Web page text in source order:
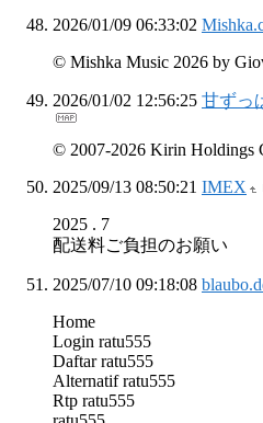
2026/01/09 06:33:02
© Mishka Music 2026 by
2026/01/02 12:56:25 甘ずっ
© 2007-2026 Kirin Holdings
2025/09/13 08:50:21 IMEX
2025 . 7
配送料ご負担のお願い
2025/07/10 09:18:08
Home
Login ratu555
Daftar ratu555
Alternatif ratu555
Rtp ratu555